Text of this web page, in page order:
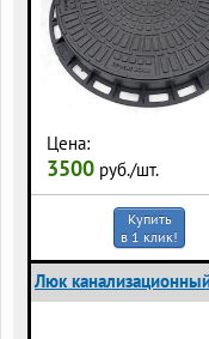
Цена:
3500 руб./шт.
Купить
в 1 клик!
Люк